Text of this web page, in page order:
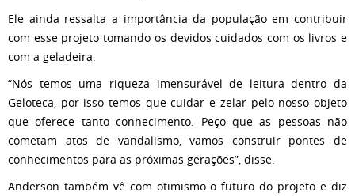
Ele ainda ressalta a importância da população em contribuir
com esse projeto tomando os devidos cuidados com os livros e
com a geladeira.
“Nós temos uma riqueza imensurável de leitura dentro da
Geloteca, por isso temos que cuidar e zelar pelo nosso objeto
que oferece tanto conhecimento. Peço que as pessoas não
cometam atos de vandalismo, vamos construir pontes de
conhecimentos para as próximas gerações”, disse.
Anderson também vê com otimismo o futuro do projeto e diz